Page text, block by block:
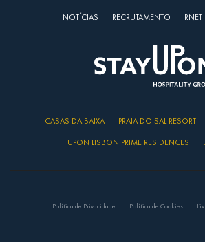
NOTÍCIAS RECRUTAMENTO RNET
CASAS DA BAIXA PRAIA DO SAL RESORT
UPON LISBON PRIME RESIDENCES
Política de Privacidade Política de Cookies